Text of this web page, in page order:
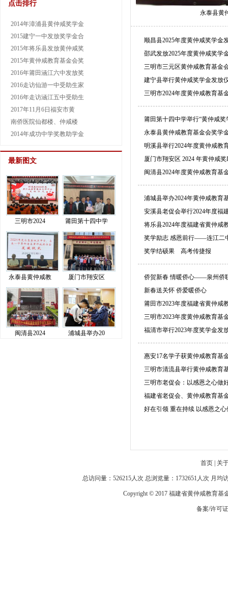
永泰县黄
顺昌县2025年度黄仲咸奖学金
邵武发放2025年度黄仲咸奖学
三明市三元区黄仲咸教育基金
建宁县举行黄仲咸奖学金发放
三明市2024年度黄仲咸教育基
莆田第十四中学举行“黄仲咸奖
永泰县黄仲咸教育基金会奖学
明溪县举行2024年度黄仲咸教
厦门市翔安区 2024 年黄仲咸
闽清县2024年度黄仲咸教育基
浦城县举办2024年黄仲咸教育
安溪县老促会举行2024年度福
将乐县2024年度福建省黄仲咸
奖学励志 感恩前行——连江二
奖学结硕果 高考传捷报
侨贺新春 情暖侨心——泉州侨
新春送关怀 侨爱暖侨心
莆田市2023年度福建省黄仲咸
三明市2023年度黄仲咸教育基
福清市举行2023年度奖学金发
惠安17名学子获黄仲咸教育基
三明市清流县举行黄仲咸教育
三明市老促会：以感恩之心做
福建省老促会、黄仲咸教育基
好在引领 重在持续 以感恩之
点击排行
2014年漳浦县黄仲咸奖学金
2015建宁一中发放奖学金合
2015年将乐县发放黄仲咸奖
2015年黄仲咸教育基金会奖
2016年莆田涵江六中发放奖
2016走访仙游一中受助生家
2016年走访涵江五中受助生
2017年11月6日福安市黄
南侨医院仙都楼、仲咸楼
2014年成功中学奖教助学金
最新图文
三明市2024 莆田第十四中学
永泰县黄仲咸教 厦门市翔安区
闽清县2024 浦城县举办20
首页 关
总访问量：526215人次 总浏览量：1732651人次 月
Copyright © 2017 福建省黄仲咸教育基
备案/许可